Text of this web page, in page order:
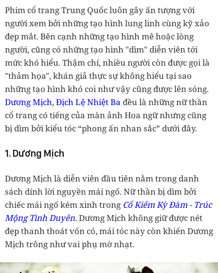
Phim cổ trang Trung Quốc luôn gây ấn tượng với
người xem bởi những tạo hình lung linh cùng kỹ xảo
đẹp mắt. Bên cạnh những tạo hình mê hoặc lòng
người, cũng có những tạo hình "dìm" diễn viên tới
mức khó hiểu. Thậm chí, nhiều người còn được gọi là
"thảm họa", khán giả thực sự không hiểu tại sao
những tạo hình khó coi như vậy cũng được lên sóng.
Dương Mịch,Địch Lệ Nhiệt Ba đều là những nữ thần
cổ trang có tiếng của màn ảnh Hoa ngữ nhưng cũng
bị dìm bởi kiểu tóc “phong ấn nhan sắc” dưới đây.
1. Dương Mịch
Dương Mịch là diễn viên đầu tiên nằm trong danh
sách dính lời nguyền mái ngố. Nữ thần bị dìm bởi
chiếc mái ngố kém xinh trong Cổ Kiếm Kỳ Đàm - Trúc
Mộng Tình Duyên.Dương Mịch không giữ được nét
đẹp thanh thoát vốn có, mái tóc này còn khiến Dương
Mịch trông như vai phụ mờ nhạt.